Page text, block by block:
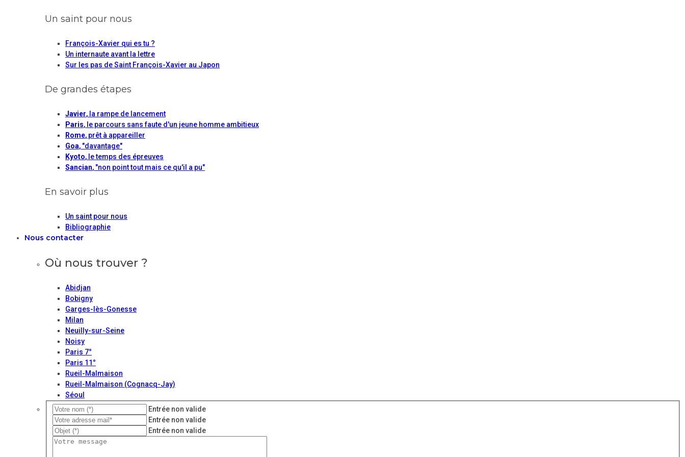
Un saint pour nous
François-Xavier qui es tu ?
Un internaute avant la lettre
Sur les pas de Saint François-Xavier au Japon
De grandes étapes
Javier, la rampe de lancement
Paris, le parcours sans faute d'un jeune homme ambitieux
Rome, prêt à appareiller
Goa, "davantage"
Kyoto, le temps des épreuves
Sancian, "non point tout mais ce qu'il a pu"
En savoir plus
Un saint pour nous
Bibliographie
Nous contacter
Où nous trouver ?
Abidjan
Bobigny
Garges-lès-Gonesse
Milan
Neuilly-sur-Seine
Noisy
Paris 7°
Paris 11°
Rueil-Malmaison
Rueil-Malmaison (Cognacq-Jay)
Séoul
Entrée non valide
Entrée non valide
Entrée non valide